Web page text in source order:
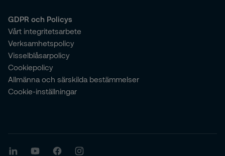
GDPR och Policys
Vårt integritetsarbete
Verksamhetspolicy
Visselblåsarpolicy
Cookiepolicy
Allmänna och särskilda bestämmelser
Cookie-inställningar